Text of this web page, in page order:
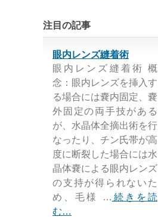
注目の記事
眼内レンズ縫着術
眼内レンズ縫着術 概
念：眼内レンズを挿入す
る場合には嚢内固定、嚢
外固定の両手技がある
が、水晶体全摘出術を行
なったり、チン氏帯が高
度に断裂した場合には水
晶体嚢による眼内レンズ
の支持が得られないた
め、毛様 … 続きを読
む…